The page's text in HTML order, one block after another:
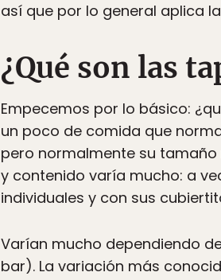
así que por lo general aplica
¿Qué son las
Empecemos por lo básico:
un poco de comida que
pero normalmente su
y contenido varía mucho: a
individuales y con sus
Varían mucho dependiendo
bar). La variación más